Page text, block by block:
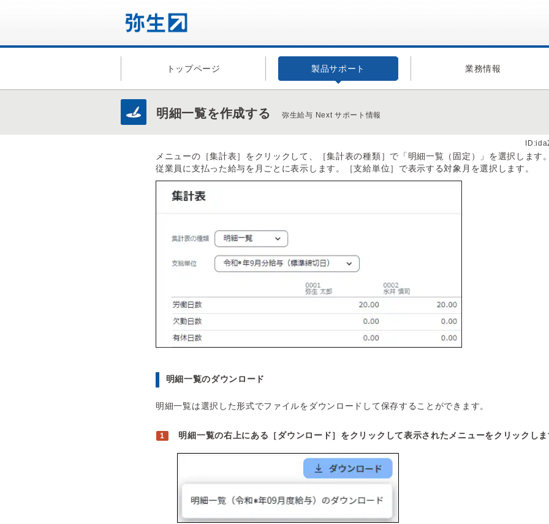
トップページ 製品サポート 業務情報
明細一覧を作成する 弥生給与 Next サポート情報
メニューの［集計表］をクリックして、［集計表の種類］で「明細一覧（固定）」を選択します
従業員に支払った給与を月ごとに表示します。［支給単位］で表示する対象月を選択します。
明細一覧のダウンロード
明細一覧は選択した形式でファイルをダウンロードして保存することができます。
明細一覧の右上にある［ダウンロード］をクリックして表示されたメニューをクリックし